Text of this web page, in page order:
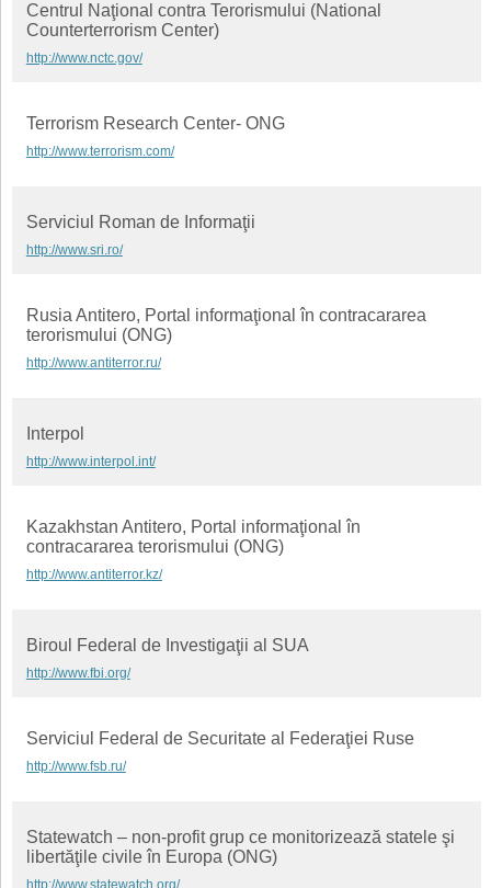
Centrul Naţional contra Terorismului (National
Counterterrorism Center)
http://www.nctc.gov/
Terrorism Research Center- ONG
http://www.terrorism.com/
Serviciul Roman de Informaţii
http://www.sri.ro/
Rusia Antitero, Portal informaţional în contracararea
terorismului (ONG)
http://www.antiterror.ru/
Interpol
http://www.interpol.int/
Kazakhstan Antitero, Portal informaţional în
contracararea terorismului (ONG)
http://www.antiterror.kz/
Biroul Federal de Investigaţii al SUA
http://www.fbi.org/
Serviciul Federal de Securitate al Federaţiei Ruse
http://www.fsb.ru/
Statewatch – non-profit grup ce monitorizează statele şi
libertăţile civile în Europa (ONG)
http://www.statewatch.org/